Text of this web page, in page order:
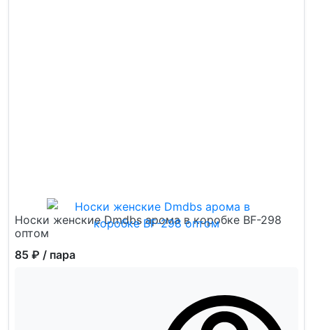
Носки женские Dmdbs арома в коробке BF-298
оптом
85 ₽ / пара